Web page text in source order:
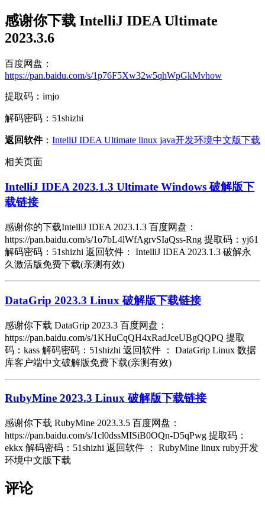
感谢你下载 IntelliJ IDEA Ultimate
2023.3.6
百度网盘：
https://pan.baidu.com/s/1p76F5Xw32w5qhWpGkMvhow
提取码：imjo
解码密码：51shizhi
返回软件： IntelliJ IDEA Ultimate linux java开发环境中文版下载
相关页面
IntelliJ IDEA 2023.1.3 Ultimate Windows 破解版下
载链接
感谢你的下载IntelliJ IDEA 2023.1.3 百度网盘：
https://pan.baidu.com/s/1o7bL4lWfAgrvSIaQss-Rng 提取码：yj61
解码密码：51shizhi 返回软件： IntelliJ IDEA 2023.1.3 破解永
久激活版免费下载(亲测有效)
DataGrip 2023.3 Linux 破解版下载链接
感谢你下载 DataGrip 2023.3 百度网盘：
https://pan.baidu.com/s/1KHuCqQH4xRadJceUBgQQPQ 提取
码：kass 解码密码：51shizhi 返回软件 ： DataGrip Linux 数据
库客户端中文破解版免费下载(亲测有效)
RubyMine 2023.3 Linux 破解版下载链接
感谢你下载 RubyMine 2023.3.5 百度网盘：
https://pan.baidu.com/s/1cl0dssMISiB0OQn-D5qPwg 提取码：
ekkx 解码密码：51shizhi 返回软件 ： RubyMine linux ruby开发
环境中文版下载
评论